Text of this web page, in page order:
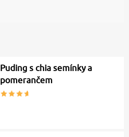
Puding s chia semínky a
pomerančem